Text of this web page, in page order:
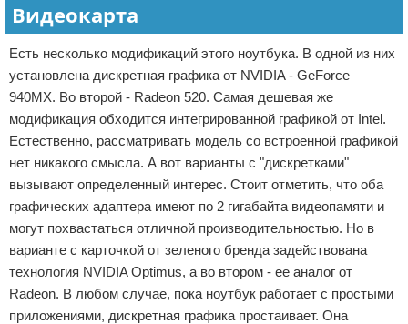
Видеокарта
Есть несколько модификаций этого ноутбука. В одной из них
установлена дискретная графика от NVIDIA - GeForce
940MX. Во второй - Radeon 520. Самая дешевая же
модификация обходится интегрированной графикой от Intel.
Естественно, рассматривать модель со встроенной графикой
нет никакого смысла. А вот варианты с "дискретками"
вызывают определенный интерес. Стоит отметить, что оба
графических адаптера имеют по 2 гигабайта видеопамяти и
могут похвастаться отличной производительностью. Но в
варианте с карточкой от зеленого бренда задействована
технология NVIDIA Optimus, а во втором - ее аналог от
Radeon. В любом случае, пока ноутбук работает с простыми
приложениями, дискретная графика простаивает. Она